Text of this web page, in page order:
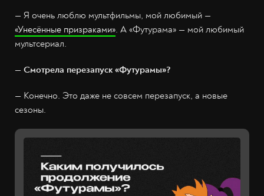
— Я очень люблю мультфильмы, мой любимый —
«Унесённые призраками». А «Футурама» — мой любимый
мультсериал.
— Смотрела перезапуск «Футурамы»?
— Конечно. Это даже не совсем перезапуск, а новые
сезоны.